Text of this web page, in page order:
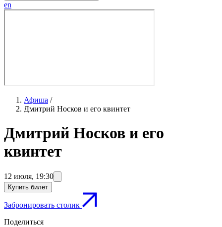
en
Афиша /
Дмитрий Носков и его квинтет
Дмитрий Носков и его
квинтет
12 июля, 19:30
Купить билет
Забронировать столик
Поделиться